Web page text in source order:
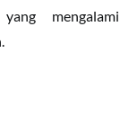
yang mengalami